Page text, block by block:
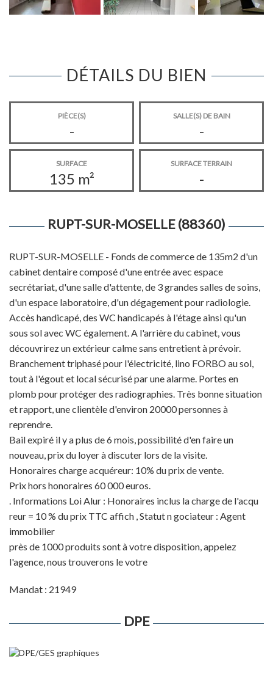
DÉTAILS DU BIEN
PIÈCE(S)
-
SALLE(S) DE BAIN
-
SURFACE
135 m²
SURFACE TERRAIN
-
RUPT-SUR-MOSELLE (88360)
RUPT-SUR-MOSELLE - Fonds de commerce de 135m2 d'un
cabinet dentaire composé d'une entrée avec espace
secrétariat, d'une salle d'attente, de 3 grandes salles de soins,
d'un espace laboratoire, d'un dégagement pour radiologie.
Accès handicapé, des WC handicapés à l'étage ainsi qu'un
sous sol avec WC également. A l'arrière du cabinet, vous
découvrirez un extérieur calme sans entretient à prévoir.
Branchement triphasé pour l'électricité, lino FORBO au sol,
tout à l'égout et local sécurisé par une alarme. Portes en
plomb pour protéger des radiographies. Très bonne situation
et rapport, une clientèle d'environ 20000 personnes à
reprendre.
Bail expiré il y a plus de 6 mois, possibilité d'en faire un
nouveau, prix du loyer à discuter lors de la visite.
Honoraires charge acquéreur: 10% du prix de vente.
Prix hors honoraires 60 000 euros.
. Informations Loi Alur : Honoraires inclus la charge de l'acqu
reur = 10 % du prix TTC affich , Statut n gociateur : Agent
immobilier
près de 1000 produits sont à votre disposition, appelez
l'agence, nous trouverons le votre
Mandat : 21949
DPE